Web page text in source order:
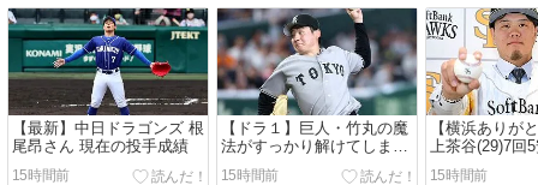
【最新】中日ドラゴンズ 根
尾昂さん 現在の投手成績
15時間前
【ドラ１】巨人・竹丸の魔
法がすっかり解けてしま
う？
15時間前
【横浜ありが
上茶谷(29)7回
無失点
15時間前